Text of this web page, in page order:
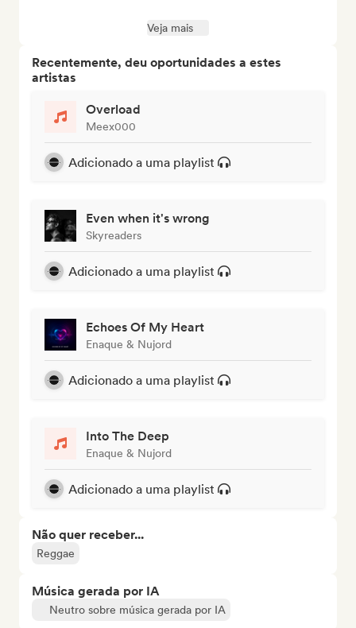
Veja mais
Recentemente, deu oportunidades a estes
artistas
Overload
Meex000
Adicionado a uma playlist
Even when it's wrong
Skyreaders
Adicionado a uma playlist
Echoes Of My Heart
Enaque & Nujord
Adicionado a uma playlist
Into The Deep
Enaque & Nujord
Adicionado a uma playlist
Não quer receber...
Reggae
Música gerada por IA
Neutro sobre música gerada por IA